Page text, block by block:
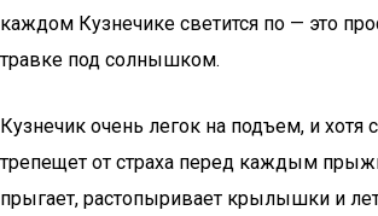
каждом Кузнечике светится по — это
травке под солнышком.
Кузнечик очень легок на подъем, и хотя
трепещет от страха перед каждым
прыгает, растопыривает крылышки и